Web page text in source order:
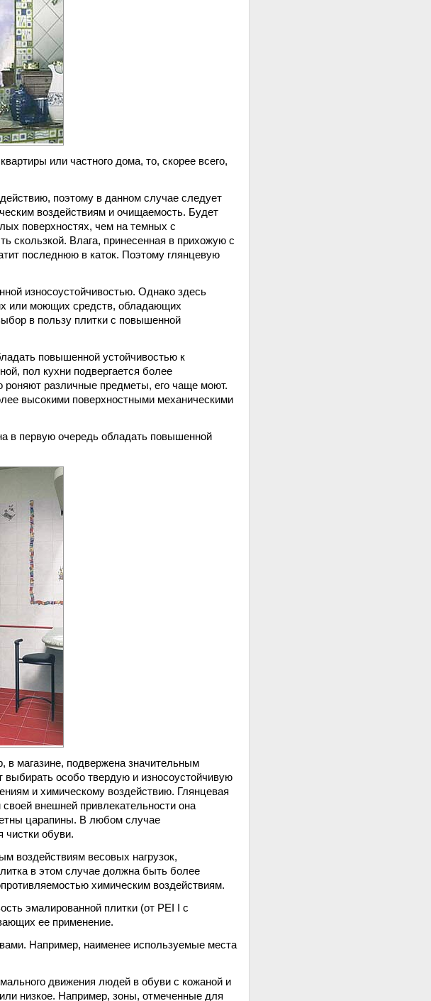
или частного дома, то, скорее всего,
поэтому в данном случае следует
воздействиям и очищаемость. Будет
поверхностях, чем на темных с
скользкой. Влага, принесенная в прихожую с
последнюю в каток. Поэтому глянцевую
износоустойчивостью. Однако здесь
или моющих средств, обладающих
в пользу плитки с повышенной
повышенной устойчивостью к
пол кухни подвергается более
роняют различные предметы, его чаще моют.
высокими поверхностными механическими
в первую очередь обладать повышенной
магазине, подвержена значительным
особо твердую и износоустойчивую
и химическому воздействию. Глянцевая
внешней привлекательности она
царапины. В любом случае
чистки обуви.
воздействиям весовых нагрузок,
в этом случае должна быть более
химическим воздействиям.
эмалированной плитки (от PEI I с
ее применение.
Например, наименее используемые места
движения людей в обуви с кожаной и
низкое. Например, зоны, отмеченные для